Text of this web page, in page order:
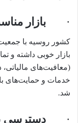
· بازار
کشور روسیه با
بازار خوبی داشته و
(معافیت‌های
خدمات و حمایت‌های
شد.
· دسترسی